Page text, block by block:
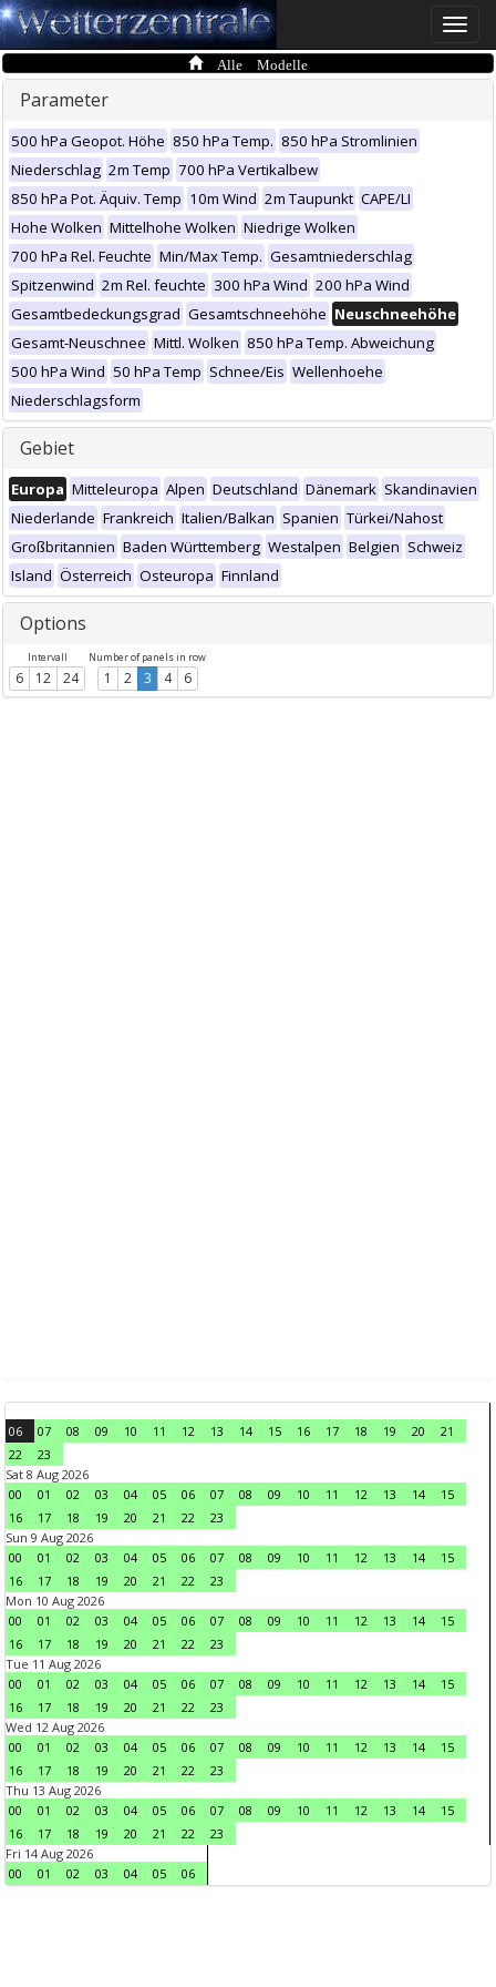
Toggle
Alle Modelle
Parameter
500 hPa Geopot. Höhe 850 hPa Temp. 850 hPa Stromlinien
Niederschlag 2m Temp 700 hPa Vertikalbew
850 hPa Pot. Äquiv. Temp 10m Wind 2m Taupunkt CAPE/LI
Hohe Wolken Mittelhohe Wolken Niedrige Wolken
700 hPa Rel. Feuchte Min/Max Temp. Gesamtniederschlag
Spitzenwind 2m Rel. feuchte 300 hPa Wind 200 hPa Wind
Gesamtbedeckungsgrad Gesamtschneehöhe Neuschneehöhe
Gesamt-Neuschnee Mittl. Wolken 850 hPa Temp. Abweichung
500 hPa Wind 50 hPa Temp Schnee/Eis Wellenhoehe
Niederschlagsform
Gebiet
Europa Mitteleuropa Alpen Deutschland Dänemark Skandinavien
Niederlande Frankreich Italien/Balkan Spanien Türkei/Nahost
Großbritannien Baden Württemberg Westalpen Belgien Schweiz
Island Österreich Osteuropa Finnland
Options
Intervall
6 12 24
Number of panels in row
1 2 3 4 6
06 07 08 09 10 11 12 13 14 15 16 17 18 19 20
21
22
23
Sat 8 Aug 2026
00
01 02 03 04 05 06 07 08 09 10 11 12 13 14
15
16
17 18 19 20 21 22
23
Sun 9 Aug 2026
00
01 02 03 04 05 06 07 08 09 10 11 12 13 14
15
16
17 18 19 20 21 22
23
Mon 10 Aug 2026
00
01 02 03 04 05 06 07 08 09 10 11 12 13 14
15
16
17 18 19 20 21 22
23
Tue 11 Aug 2026
00
01 02 03 04 05 06 07 08 09 10 11 12 13 14
15
16
17 18 19 20 21 22
23
Wed 12 Aug 2026
00
01 02 03 04 05 06 07 08 09 10 11 12 13 14
15
16
17 18 19 20 21 22
23
Thu 13 Aug 2026
00
01 02 03 04 05 06 07 08 09 10 11 12 13 14
15
16
17 18 19 20 21 22
23
Fri 14 Aug 2026
00
01 02 03 04 05 06